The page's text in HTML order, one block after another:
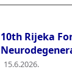
10th Rijeka
15.6.2026.